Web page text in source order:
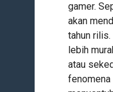
gamer.
akan
tahun
lebih
atau
fenomena